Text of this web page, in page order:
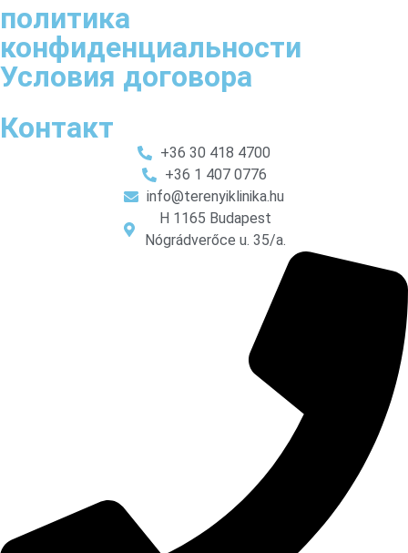
политика
конфиденциальности
Условия договора
Контакт
+36 30 418 4700
+36 1 407 0776
info@terenyiklinika.hu
H 1165 Budapest
Nógrádverőce u. 35/a.